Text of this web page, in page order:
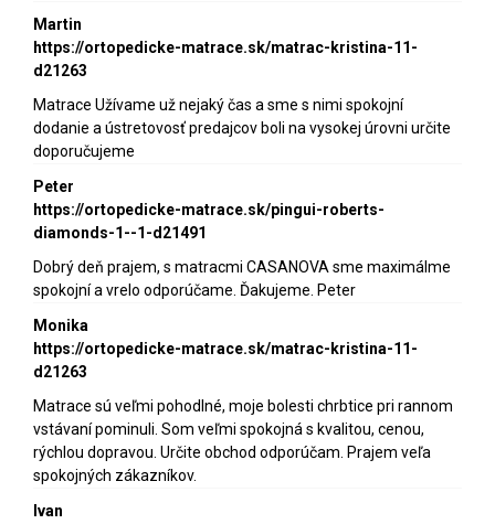
Martin
https://ortopedicke-matrace.sk/matrac-kristina-11-
d21263
Matrace Užívame už nejaký čas a sme s nimi spokojní
dodanie a ústretovosť predajcov boli na vysokej úrovni určite
doporučujeme
Peter
https://ortopedicke-matrace.sk/pingui-roberts-
diamonds-1--1-d21491
Dobrý deň prajem, s matracmi CASANOVA sme maximálme
spokojní a vrelo odporúčame. Ďakujeme. Peter
Monika
https://ortopedicke-matrace.sk/matrac-kristina-11-
d21263
Matrace sú veľmi pohodlné, moje bolesti chrbtice pri rannom
vstávaní pominuli. Som veľmi spokojná s kvalitou, cenou,
rýchlou dopravou. Určite obchod odporúčam. Prajem veľa
spokojných zákazníkov.
Ivan